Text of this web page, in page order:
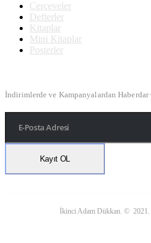
Çerçeveler
Defterler
Kitaplar
Mini Kitaplar
Posterler
İndirimlerde ve Kampanyalardan
İkinci Adam Dükkan. © 2021.